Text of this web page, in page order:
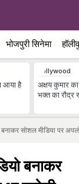
भोजपुरी सिनेमा
आया है
Bollywood
अक्षय कुमार
भक्त का रौद्र
सोशल मीडिया पर
बनाकर